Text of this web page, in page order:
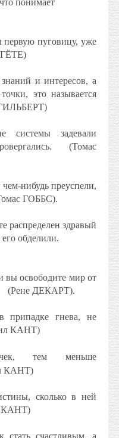
понимает
первую пуговицу, уже
и интересов, а
это называется
системы задевали
(Томас
нибудь преуспели,
ГОББС).
распределен здравый
обделили.
вы освободите мир от
(Рене ДЕКАРТ).
припадке гнева, не
КАНТ)
тем меньше
КАНТ)
сколько в ней
КАНТ)